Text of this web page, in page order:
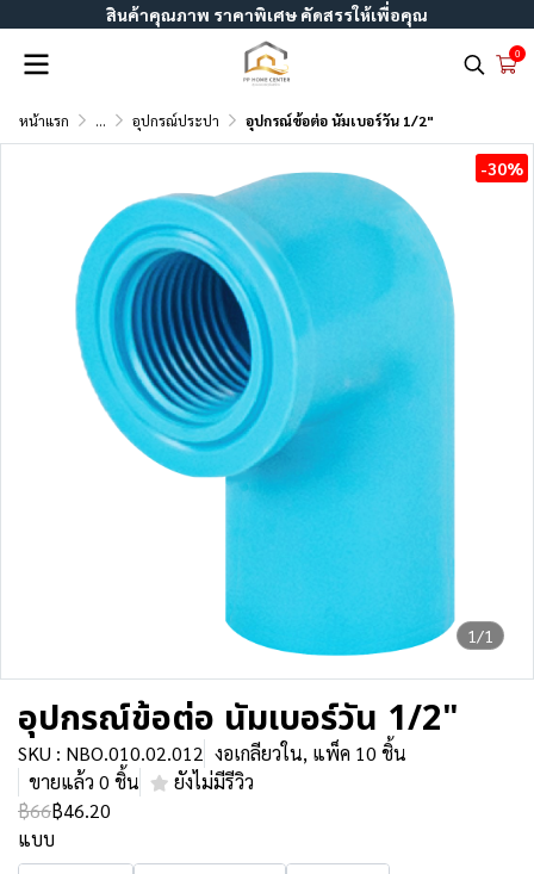
สินค้าคุณภาพ ราคาพิเศษ คัดสรรให้เพื่อคุณ
0
หน้าแรก ... อุปกรณ์ประปา อุปกรณ์ข้อต่อ นัมเบอร์วัน 1/2"
1/1
-30%
อุปกรณ์ข้อต่อ นัมเบอร์วัน 1/2"
SKU : NBO.010.02.012 งอเกลียวใน, แพ็ค 10 ชิ้น
ขายแล้ว 0 ชิ้น
ยังไม่มีรีวิว
฿66฿46.20
แบบ